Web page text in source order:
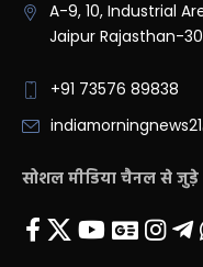
A-9, 10, Industrial
Jaipur Rajasthan-
+91 73576 89838
सोशल मीडिया चैनल से जुड़े